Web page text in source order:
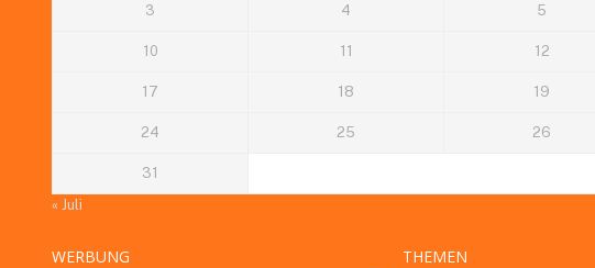
3 4 5
10 11 12
17 18 19
24 25 26
31
« Juli
WERBUNG THEMEN